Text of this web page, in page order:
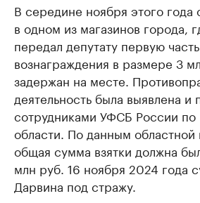
В середине ноября этого года
в одном из магазинов города,
передал депутату первую
вознаграждения в размере 3
задержан на месте.
деятельность была выявлена и
сотрудниками УФСБ России
области. По данным областной
общая сумма взятки должна
млн руб. 16 ноября 2024 года
Дарвина под стражу.